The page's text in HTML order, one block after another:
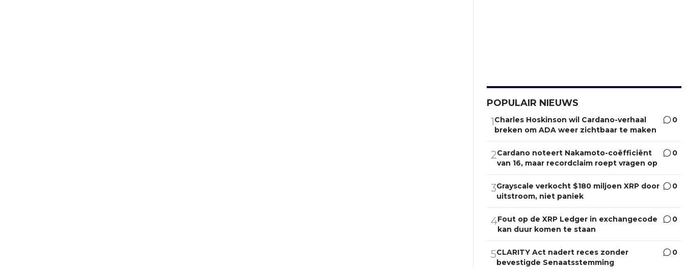
POPULAIR NIEUWS
1Charles Hoskinson wil Cardano-verhaal
breken om ADA weer zichtbaar te maken
0
2Cardano noteert Nakamoto-coëfficiënt
van 16, maar recordclaim roept vragen op
0
3Grayscale verkocht $180 miljoen XRP door
uitstroom, niet paniek
0
4Fout op de XRP Ledger in exchangecode
kan duur komen te staan
0
5CLARITY Act nadert reces zonder
bevestigde Senaatsstemming
0